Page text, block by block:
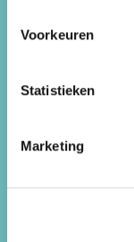
Voorkeuren
Statistieken
Marketing
Kinderfeestjes
Werken bij
Contact